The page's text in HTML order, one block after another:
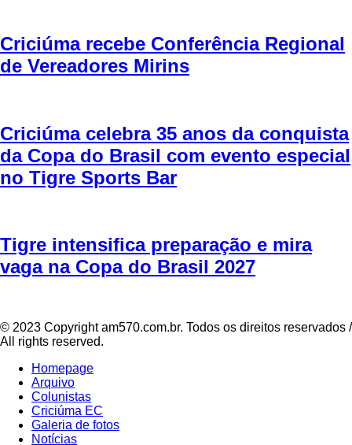
Criciúma recebe Conferência Regional
de Vereadores Mirins
Criciúma celebra 35 anos da conquista
da Copa do Brasil com evento especial
no Tigre Sports Bar
Tigre intensifica preparação e mira
vaga na Copa do Brasil 2027
© 2023 Copyright am570.com.br. Todos os direitos reservados /
All rights reserved.
Homepage
Arquivo
Colunistas
Criciúma EC
Galeria de fotos
Notícias